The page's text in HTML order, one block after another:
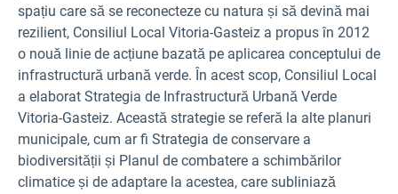
spațiu care să se reconecteze cu natura și să devină mai
rezilient, Consiliul Local Vitoria-Gasteiz a propus în 2012
o nouă linie de acțiune bazată pe aplicarea conceptului de
infrastructură urbană verde. În acest scop, Consiliul Local
a elaborat Strategia de Infrastructură Urbană Verde
Vitoria-Gasteiz. Această strategie se referă la alte planuri
municipale, cum ar fi Strategia de conservare a
biodiversității și Planul de combatere a schimbărilor
climatice și de adaptare la acestea, care subliniază